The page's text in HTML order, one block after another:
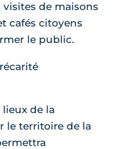
de maisons
cafés citoyens
le public.
de la
le territoire de la